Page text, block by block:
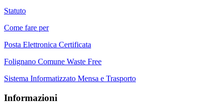
Statuto
Come fare per
Posta Elettronica Certificata
Folignano Comune Waste Free
Sistema Informatizzato Mensa e Trasporto
Informazioni